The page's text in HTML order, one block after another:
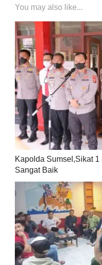
You may also like...
Kapolda Sumsel,Sikat
Sangat Baik